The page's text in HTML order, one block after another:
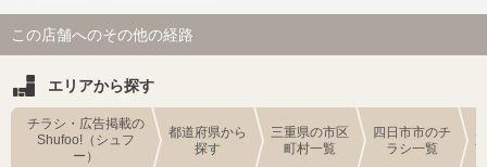
この店舗へのその他の経路
エリアから探す
チラシ・広告掲載の
Shufoo!（シュフ
ー）
都道府県から
探す
三重県の市区
町村一覧
四日市市のチ
ラシ一覧